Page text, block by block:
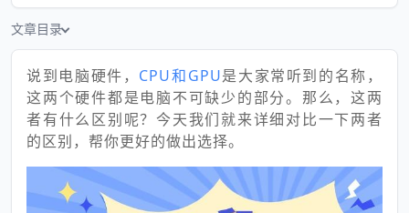
文章目录
说到电脑硬件， CPU和GPU是大家常听到的名称，
这两个硬件都是电脑不可缺少的部分。那么，这两
者有什么区别呢？今天我们就来详细对比一下两者
的区别，帮你更好的做出选择。